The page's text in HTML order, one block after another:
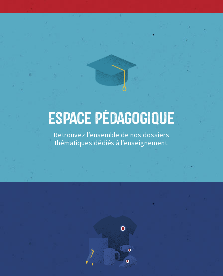
Espace Pédagogique
Retrouvez l’ensemble de nos dossiers
thématiques dédiés à l’enseignement.